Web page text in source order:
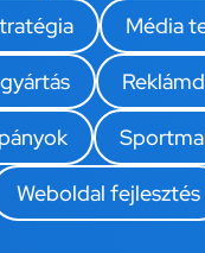
Média
Weboldal fejlesztés